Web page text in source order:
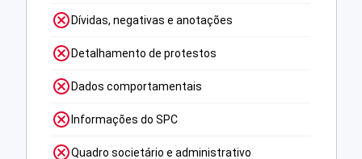
Dívidas, negativas e anotações
Detalhamento de protestos
Dados comportamentais
Informações do SPC
Quadro societário e administrativo